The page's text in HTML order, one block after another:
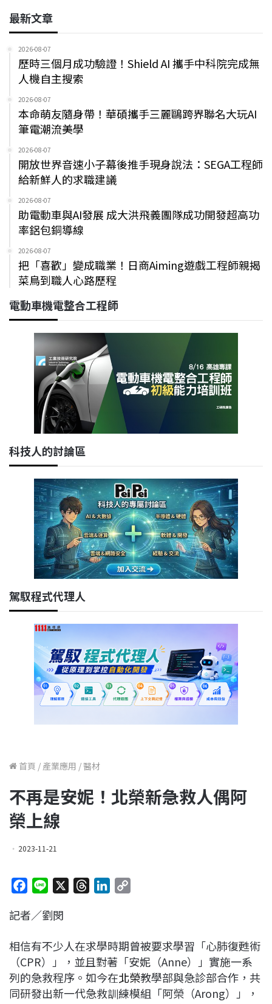
最新文章
2026-08-07
歷時三個月成功驗證！Shield AI 攜手中科院完成無
人機自主搜索
2026-08-07
本命萌友隨身帶！華碩攜手三麗鷗跨界聯名大玩AI
筆電潮流美學
2026-08-07
開放世界音速小子幕後推手現身說法：SEGA工程師
給新鮮人的求職建議
2026-08-07
助電動車與AI發展 成大洪飛義團隊成功開發超高功
率鋁包銅導線
2026-08-07
把「喜歡」變成職業！日商Aiming遊戲工程師親揭
菜鳥到職人心路歷程
電動車機電整合工程師
科技人的討論區
駕馭程式代理人